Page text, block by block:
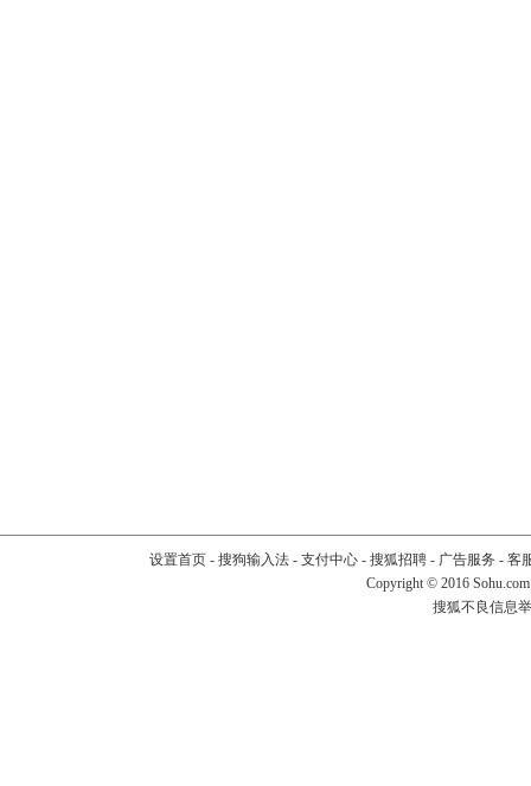
设置首页- 搜狗输入法- 支付中心- 搜狐招聘- 广告服务 - 客
Copyright © 2016
搜狐不良信息